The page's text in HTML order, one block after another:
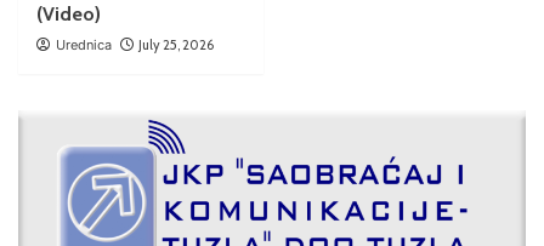
(Video)
Urednica July 25, 2026